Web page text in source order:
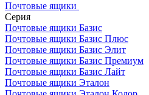
Почтовые ящики
Серия
Почтовые ящики Базис
Почтовые ящики Базис Плюс
Почтовые ящики Базис Элит
Почтовые ящики Базис Премиум
Почтовые ящики Базис Лайт
Почтовые ящики Эталон